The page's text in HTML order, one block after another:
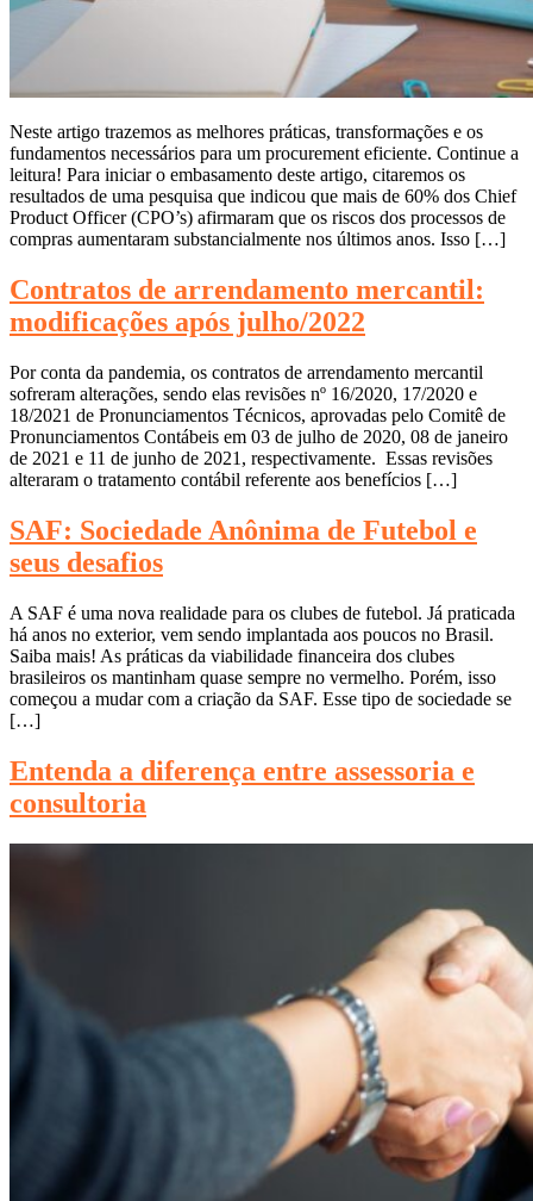
Neste artigo trazemos as melhores práticas, transformações e os
fundamentos necessários para um procurement eficiente. Continue a
leitura! Para iniciar o embasamento deste artigo, citaremos os
resultados de uma pesquisa que indicou que mais de 60% dos Chief
Product Officer (CPO’s) afirmaram que os riscos dos processos de
compras aumentaram substancialmente nos últimos anos. Isso […]
Contratos de arrendamento mercantil:
modificações após julho/2022
Por conta da pandemia, os contratos de arrendamento mercantil
sofreram alterações, sendo elas revisões nº 16/2020, 17/2020 e
18/2021 de Pronunciamentos Técnicos, aprovadas pelo Comitê de
Pronunciamentos Contábeis em 03 de julho de 2020, 08 de janeiro
de 2021 e 11 de junho de 2021, respectivamente. Essas revisões
alteraram o tratamento contábil referente aos benefícios […]
SAF: Sociedade Anônima de Futebol e
seus desafios
A SAF é uma nova realidade para os clubes de futebol. Já praticada
há anos no exterior, vem sendo implantada aos poucos no Brasil.
Saiba mais! As práticas da viabilidade financeira dos clubes
brasileiros os mantinham quase sempre no vermelho. Porém, isso
começou a mudar com a criação da SAF. Esse tipo de sociedade se
[…]
Entenda a diferença entre assessoria e
consultoria